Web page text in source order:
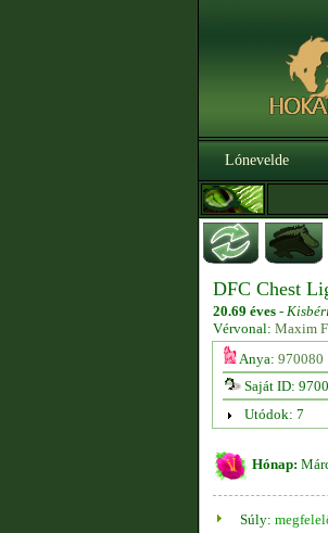
Lónevelde
DFC Chest
20.69 éves -
Vérvonal: Maxim
Anya: 970080
Saját ID:
Utódok: 7
Hónap:
Súly: